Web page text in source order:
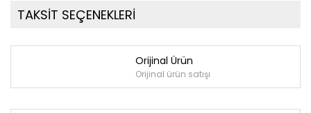
TAKSİT SEÇENEKLERİ
Orijinal Ürün
Orijinal ürün satışı